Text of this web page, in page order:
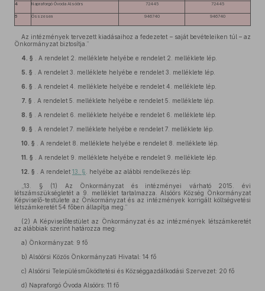
4 Napraforgó Óvoda Alsóörs 72445 72445
5 Összesen 946740 946740
Az intézmények tervezett kiadásaihoz a fedezetet – saját bevételeiken túl – az
Önkormányzat biztosítja.”
4. § . A rendelet 2. melléklete helyébe e rendelet 2. melléklete lép.
5. § . A rendelet 3. melléklete helyébe e rendelet 3. melléklete lép.
6. § . A rendelet 4. melléklete helyébe e rendelet 4. melléklete lép.
7. § . A rendelet 5. melléklete helyébe e rendelet 5. melléklete lép.
8. § . A rendelet 6. melléklete helyébe e rendelet 6. melléklete lép.
9. § . A rendelet 7. melléklete helyébe e rendelet 7. melléklete lép.
10. § . A rendelet 8. melléklete helyébe e rendelet 8. melléklete lép.
11. § . A rendelet 9. melléklete helyébe e rendelet 9. melléklete lép.
12. § . A rendelet 13. § . helyébe az alábbi rendelkezés lép:
„13. § (1) Az Önkormányzat és intézményei várható 2015. évi
létszámszükségletét a 9. melléklet tartalmazza. Alsóörs Község Önkormányzat
Képviselő-testülete az Önkormányzat és az intézmények korrigált költségvetési
létszámkeretét 54 főben állapítja meg.”
(2) A Képviselőtestület az Önkormányzat és az intézmények létszámkeretét
az alábbiak szerint határozza meg:
a) Önkormányzat: 9 fő
b) Alsóörsi Közös Önkormányzati Hivatal: 14 fő
c) Alsóörsi Településműködtetési és Községgazdálkodási Szervezet: 20 fő
d) Napraforgó Óvoda Alsóörs: 11 fő